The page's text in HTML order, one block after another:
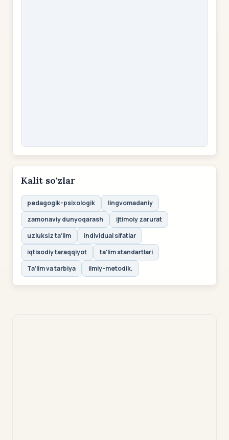
Kalit so‘zlar
pedagogik-psixologik
lingvomadaniy
zamonaviy dunyoqarash
ijtimoiy zarurat
uzluksiz taʼlim
individual sifatlar
iqtisodiy taraqqiyot
taʼlim standartlari
Taʼlim va tarbiya
ilmiy-metodik.